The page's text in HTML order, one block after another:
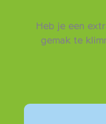
Heb je een
gemak te